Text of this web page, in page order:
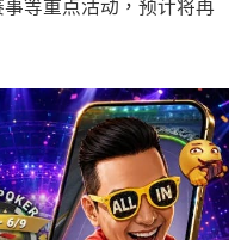
等重点活动，预计将再